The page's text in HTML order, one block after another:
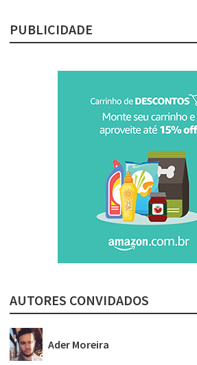
PUBLICIDADE
AUTORES CONVIDADOS
Ader Moreira